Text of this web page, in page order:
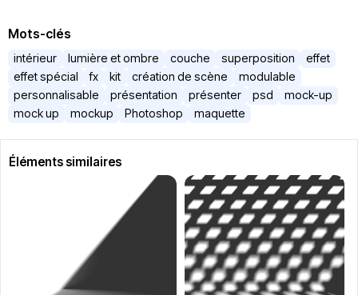
Mots-clés
intérieur lumière et ombre couche superposition
effet
effet spécial
fx kit création de scène
modulable
personnalisable
présentation présenter psd
mock-up
mock up
mockup Photoshop maquette
Éléments similaires